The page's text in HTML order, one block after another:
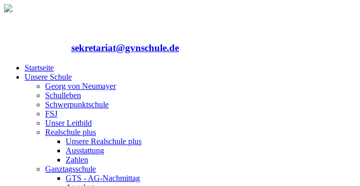
sekretariat@gvnschule.de
Startseite
Unsere Schule
Georg von Neumayer
Schulleben
Schwerpunktschule
FSJ
Unser Leitbild
Realschule plus
Unsere Realschule plus
Ausstattung
Zahlen
Ganztagsschule
GTS - AG-Nachmittag